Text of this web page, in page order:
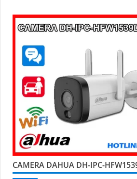
hợp cho mọi gia đình.
CAMERA DAHUA DH-IPC-